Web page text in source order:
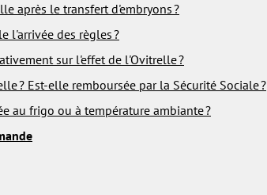
après le transfert d'embryons ?
l'arrivée des règles ?
sur l'effet de l'Ovitrelle ?
? Est-elle remboursée par la Sécurité Sociale ?
au frigo ou à température ambiante ?